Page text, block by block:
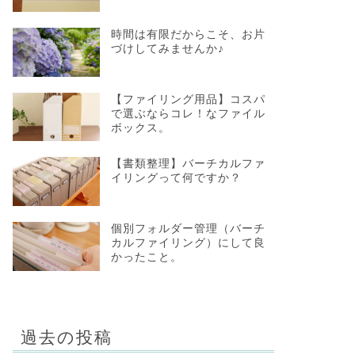
時間は有限だからこそ、お片
づけしてみませんか♪
【ファイリング用品】コスパ
で選ぶならコレ！なファイル
ボックス。
【書類整理】バーチカルファ
イリングって何ですか？
個別フォルダー管理（バーチ
カルファイリング）にして良
かったこと。
過去の投稿